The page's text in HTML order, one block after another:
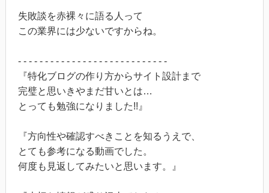
失敗談を赤裸々に語る人って
この業界には少ないですからね。
- - - - - - - - - - - - - - - - - - - - - - - - - - - -
『特化ブログの作り方からサイト設計まで
完璧と思いきやまだ甘いとは…
とっても勉強になりました!!』
『方向性や確認すべきことを知るうえで、
とても参考になる動画でした。
何度も見返してみたいと思います。』